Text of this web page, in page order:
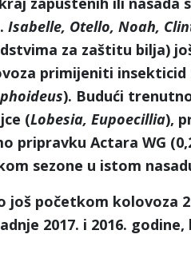
Isabelle, Otello, Noah,
za zaštitu bilja)
primijeniti insekticid
). Budući
(Lobesia, Eupoecillia),
pripravku Actara WG
sezone u istom
još početkom kolovoza
2017. i 2016. godine,